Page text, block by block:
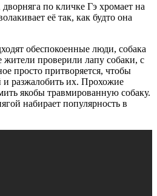
по кличке Гэ хромает на
её так, как будто она
обеспокоенные люди, собака
проверили лапу собаки, с
просто притворяется, чтобы
разжалобить их. Прохожие
якобы травмированную собаку.
набирает популярность в